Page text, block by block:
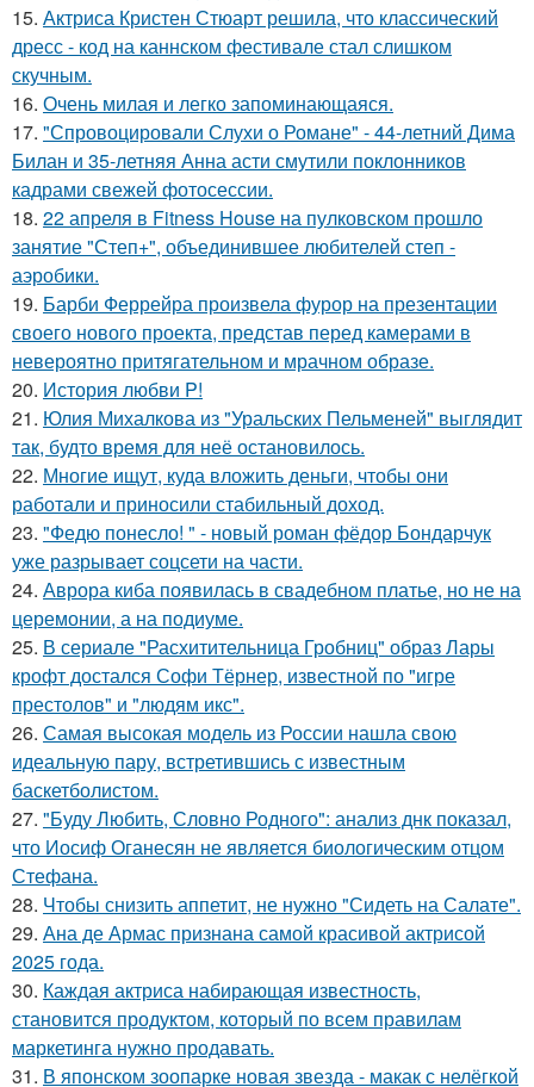
15. Актриса Кристен Стюарт решила, что классический
дресс - код на каннском фестивале стал слишком
скучным.
16. Очень милая и легко запоминающаяся.
17. "Спровоцировали Слухи о Романе" - 44-летний Дима
Билан и 35-летняя Анна асти смутили поклонников
кадрами свежей фотосессии.
18. 22 апреля в Fitness House на пулковском прошло
занятие "Степ+", объединившее любителей степ -
аэробики.
19. Барби Феррейра произвела фурор на презентации
своего нового проекта, представ перед камерами в
невероятно притягательном и мрачном образе.
20. История любви P!
21. Юлия Михалкова из "Уральских Пельменей" выглядит
так, будто время для неё остановилось.
22. Многие ищут, куда вложить деньги, чтобы они
работали и приносили стабильный доход.
23. "Федю понесло! " - новый роман фёдор Бондарчук
уже разрывает соцсети на части.
24. Аврора киба появилась в свадебном платье, но не на
церемонии, а на подиуме.
25. В сериале "Расхитительница Гробниц" образ Лары
крофт достался Софи Тёрнер, известной по "игре
престолов" и "людям икс".
26. Самая высокая модель из России нашла свою
идеальную пару, встретившись с известным
баскетболистом.
27. "Буду Любить, Словно Родного": анализ днк показал,
что Иосиф Оганесян не является биологическим отцом
Стефана.
28. Чтобы снизить аппетит, не нужно "Сидеть на Салате".
29. Ана де Армас признана самой красивой актрисой
2025 года.
30. Каждая актриса набирающая известность,
становится продуктом, который по всем правилам
маркетинга нужно продавать.
31. В японском зоопарке новая звезда - макак с нелёгкой